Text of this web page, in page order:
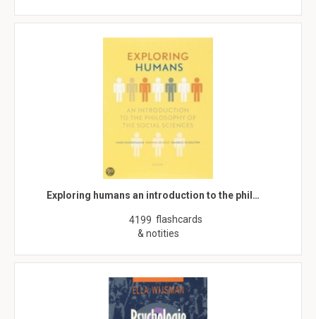
Exploring humans an introduction to the phil…
4199 flashcards
& notities